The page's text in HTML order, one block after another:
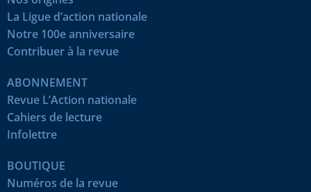
La Ligue d’action nationale
Notre 100e anniversaire
Contribuer à la revue
ABONNEMENT
Revue L’Action nationale
Cahiers de lecture
Infolettre
BOUTIQUE
Numéros de la revue